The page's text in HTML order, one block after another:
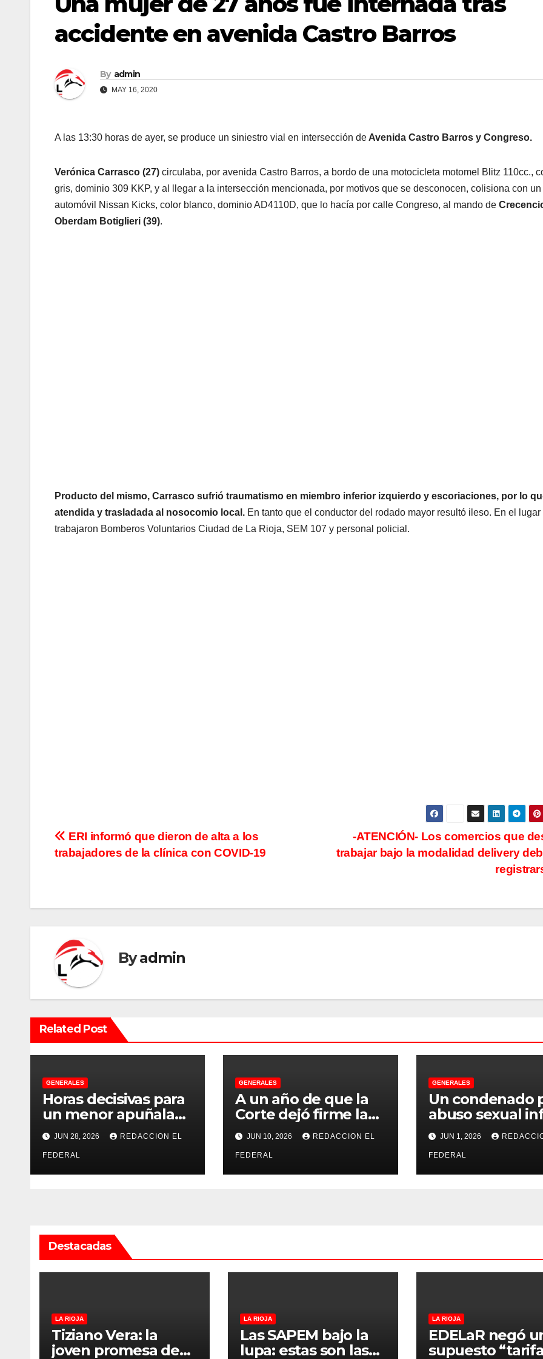
accidente en avenida Castro Barros
By admin
MAY 16, 2020
A las 13:30 horas de ayer, se produce un siniestro vial en intersección de Avenida Castro Barros y Congreso.
Verónica Carrasco (27) circulaba, por avenida Castro Barros, a bordo de una motocicleta motomel Blitz 110cc.,
gris, dominio 309 KKP, y al llegar a la intersección mencionada, por motivos que se desconocen, colisiona con un
automóvil Nissan Kicks, color blanco, dominio AD4110D, que lo hacía por calle Congreso, al mando de
Oberdam Botiglieri (39).
Producto del mismo, Carrasco sufrió traumatismo en miembro inferior izquierdo y escoriaciones, por lo
atendida y trasladada al nosocomio local. En tanto que el conductor del rodado mayor resultó ileso. En el lugar
trabajaron Bomberos Voluntarios Ciudad de La Rioja, SEM 107 y personal policial.
N
e
g
a
c
i
ó
d
e
e
n
a
d
s
-ATENCIÓN- Los comercios que
trabajar bajo la modalidad delivery
ERI informó que dieron de alta a los
trabajadores de la clínica con COVID-19
Byadmin
Related Post
GENERALES
Horas decisivas para
un menor apuñalado
en una fiesta ilegal
con más de 500
asistentes en
Chilecito
JUN 28, 2026 REDACCION EL
FEDERAL
GENERALES
A un año de que la
Corte dejó firme la
condena, la Justicia
aún no pudo
decomisarle ni un
peso a CFK
JUN 10, 2026 REDACCION EL
FEDERAL
GENERALES
Un condenado
abuso sexual
se recibió de
psicopedagogo
dentro del
Penitenciario
JUN 1, 2026
FEDERAL
Destacadas
LA RIOJA
Tiziano Vera: la
joven promesa de
LA RIOJA
Las SAPEM bajo la
lupa: estas son las
LA RIOJA
EDELaR negó
supuesto